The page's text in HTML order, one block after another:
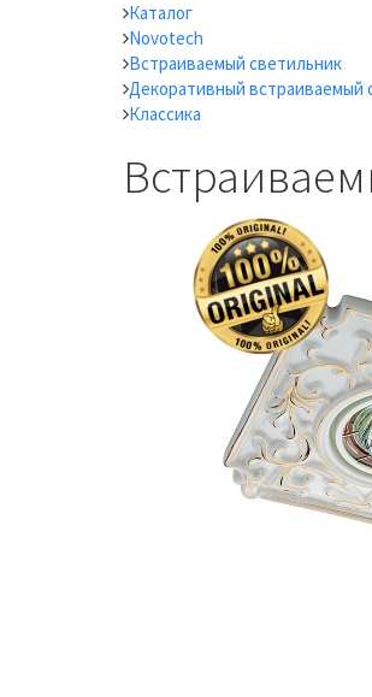
Каталог
Novotech
Встраиваемый светильник
Декоративный встраиваемый
Классика